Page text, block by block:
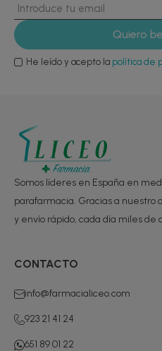
He leído y acepto la política de
Somos líderes en España en
parafarmacia. Gracias a nuestro
y envío rápido, cada día miles de
CONTACTO
info@farmacialiceo.com
923 21 41 24
651 89 01 22